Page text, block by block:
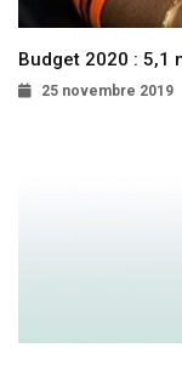
Budget 2020 : 5,1
25 novembre 2019